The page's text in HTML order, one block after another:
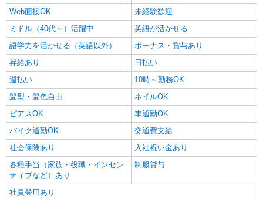
Web面接OK
未経験歓迎
ミドル（40代～）活躍中
英語が活かせる
語学力を活かせる（英語以外）
ボーナス・賞与あり
昇給あり
日払い
週払い
10時～勤務OK
髪型・髪色自由
ネイルOK
ピアスOK
車通勤OK
バイク通勤OK
交通費支給
社会保険あり
入社祝い金あり
各種手当（家族・役職・インセン
ティブなど）あり
制服貸与
社員登用あり